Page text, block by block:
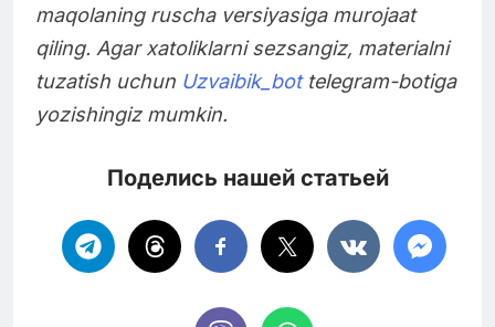
maqolaning ruscha versiyasiga murojaat
qiling. Agar xatoliklarni sezsangiz, materialni
tuzatish uchun Uzvaibik_bottelegram-botiga
yozishingiz mumkin.
Поделись нашей статьей